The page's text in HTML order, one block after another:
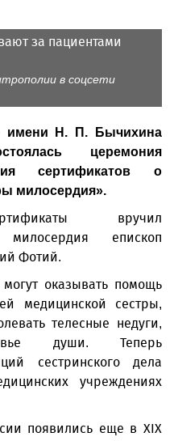
за пациентами
в соцсети
имени Н. П. Бычихина
церемония
сертификатов о
милосердия».
вручил
епископ
Фотий.
оказывать помощь
медицинской сестры,
телесные недуги,
души. Теперь
сестринского дела
учреждениях
появились еще в XIX